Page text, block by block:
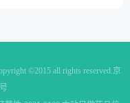
©2015 all rights reserved.京